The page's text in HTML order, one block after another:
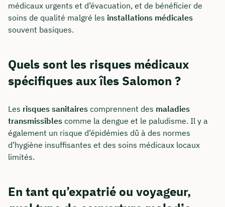
médicaux urgents et d’évacuation, et de bénéficier de
soins de qualité malgré les installations médicales
souvent basiques.
Quels sont les risques médicaux
spécifiques aux îles Salomon ?
Les risques sanitaires comprennent des maladies
transmissibles comme la dengue et le paludisme. Il y a
également un risque d’épidémies dû à des normes
d’hygiène insuffisantes et des soins médicaux locaux
limités.
En tant qu’expatrié ou voyageur,